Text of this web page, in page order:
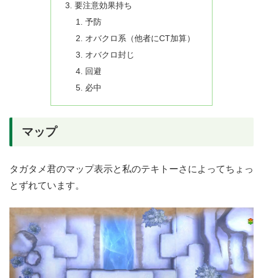
要注意効果持ち
予防
オバクロ系（他者にCT加算）
オバクロ封じ
回避
必中
マップ
タガタメ君のマップ表示と私のテキトーさによってちょっ
とずれています。